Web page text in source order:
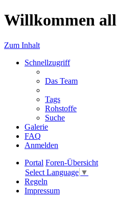
Willkommen
Zum Inhalt
Schnellzugriff
Das Team
Tags
Rohstoffe
Suche
Galerie
FAQ
Anmelden
Portal Foren-Übersicht
Select Language ▼
Regeln
Impressum